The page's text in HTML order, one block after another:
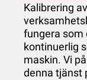
Kalibrering
fungera som
kontinuerlig
maskin. Vi
denna tjänst